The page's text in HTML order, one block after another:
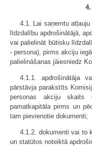
4.1. Lai saņemtu
līdzdalību apdrošinātājā,
vai palielināt būtisku
- persona), pirms akciju
palielināšanas jāiesniedz
4.1.1. apdrošinātāja
pārstāvja parakstīts
personas akciju skaits
pamatkapitāla pirms un
tam pievienotie dokumenti;
4.1.2. dokumenti vai to
un statūtos noteiktā